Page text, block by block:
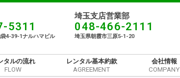
5311
4-39-1ナルハマビル​
埼玉支店営業部
048-466-2111
埼玉県朝霞市三原5-1-20
タルの流れ
FLOW
レンタル基本約款
AGREEMENT
会社情報
COMPANY